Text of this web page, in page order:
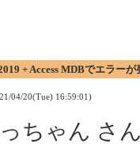
+ Access MDBでエラーが
04/20(Tue) 16:59:01)
ちゃん さ